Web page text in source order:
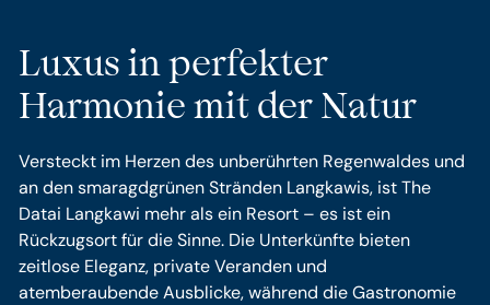
Luxus in perfekter
Harmonie mit der Natur
Versteckt im Herzen des unberührten Regenwaldes und
an den smaragdgrünen Stränden Langkawis, ist The
Datai Langkawi mehr als ein Resort – es ist ein
Rückzugsort für die Sinne. Die Unterkünfte bieten
zeitlose Eleganz, private Veranden und
atemberaubende Ausblicke, während die Gastronomie